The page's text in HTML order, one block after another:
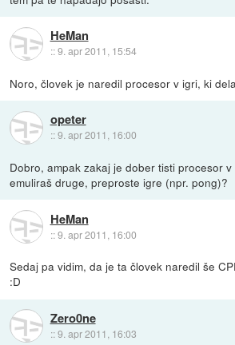
HeMan
::9. apr 2011, 15:54
Noro, človek je naredil procesor v igri, ki
opeter
::9. apr 2011, 16:00
Dobro, ampak zakaj je dober tisti procesor
emuliraš druge, preproste igre (npr. pong)?
HeMan
::9. apr 2011, 16:00
Sedaj pa vidim, da je ta človek naredil še
:D
Zero0ne
::9. apr 2011, 16:03